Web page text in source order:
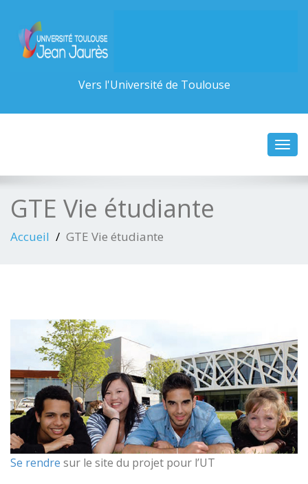
Vers l'Université de Toulouse
GTE Vie étudiante
Accueil GTE Vie étudiante
Se rendre sur le site du projet pour l’UT